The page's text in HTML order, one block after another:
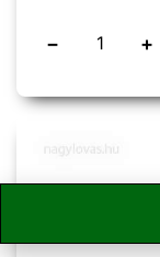
− +